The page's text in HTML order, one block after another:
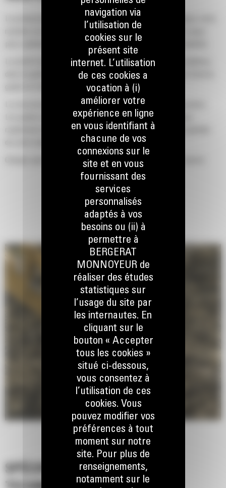
La productivité est à son meilleur niveau lorsque vous équipez votre
machine Cat d'un godet Cat, que nous avons spécialement conçu
pour optimiser la force d'arrachage et la puissance de la machine.
Le profil d'enveloppe à rayon double améliore le flux des matières
dans le godet. Le dégagement de talon accru garantit que le fond du
godet ne frotte pas, ce qui réduit les coûts d'entretien.
La consommation de carburant est maximale lors de l'excavation.
Les godets Cat sont conçus pour creuser dans les matériaux
rapidement afin d'améliorer l'efficacité de fonctionnement globale
Chargez plus de matière plus rapidement. La forme et les barres
latérales du godet permettent une rétention optimale des matériaux
dans le godet à chaque charge.
SPÉCIFICATIONS
navigation via
l’utilisation de
cookies sur le
présent site
internet. L’utilisation
de ces cookies a
vocation à (i)
améliorer votre
expérience en ligne
en vous identifiant à
chacune de vos
connexions sur le
site et en vous
fournissant des
services
personnalisés
adaptés à vos
besoins ou (ii) à
permettre à
BERGERAT
MONNOYEUR de
réaliser des études
statistiques sur
l’usage du site par
les internautes. En
cliquant sur le
bouton « Accepter
tous les cookies »
situé ci-dessous,
vous consentez à
l’utilisation de ces
cookies. Vous
pouvez modifier vos
préférences à tout
moment sur notre
site. Pour plus de
renseignements,
notamment sur le